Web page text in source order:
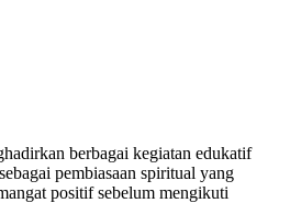
berbagai kegiatan edukatif
pembiasaan spiritual yang
positif sebelum mengikuti